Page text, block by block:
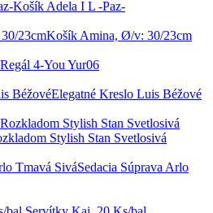
Košík Adela I L -Paz-
Košík Amina, Ø/v: 30/23cm
Regál 4-You Yur06
Elegatné Kreslo Luis Béžové
Stylish Stan Svetlosivá
Sedacia Súprava Arlo